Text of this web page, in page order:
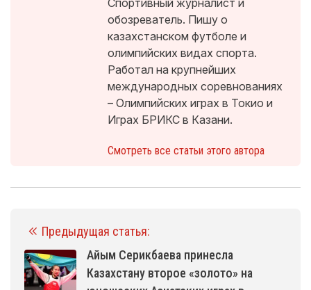
Спортивный журналист и
обозреватель. Пишу о
казахстанском футболе и
олимпийских видах спорта.
Работал на крупнейших
международных соревнованиях
– Олимпийских играх в Токио и
Играх БРИКС в Казани.
Смотреть все статьи этого автора
Предыдущая статья:
Айым Серикбаева принесла
Казахстану второе «золото» на